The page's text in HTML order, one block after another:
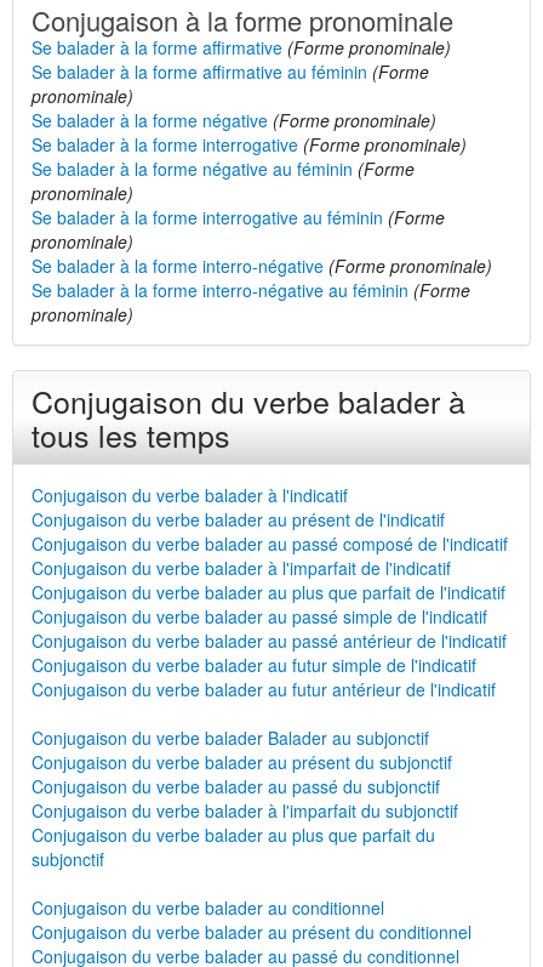
Conjugaison à la forme pronominale
Se balader à la forme affirmative (Forme pronominale)
Se balader à la forme affirmative au féminin (Forme
pronominale)
Se balader à la forme négative (Forme pronominale)
Se balader à la forme interrogative (Forme pronominale)
Se balader à la forme négative au féminin (Forme
pronominale)
Se balader à la forme interrogative au féminin (Forme
pronominale)
Se balader à la forme interro-négative (Forme pronominale)
Se balader à la forme interro-négative au féminin (Forme
pronominale)
Conjugaison du verbe balader à
tous les temps
Conjugaison du verbe balader à l'indicatif
Conjugaison du verbe balader au présent de l'indicatif
Conjugaison du verbe balader au passé composé de l'indicatif
Conjugaison du verbe balader à l'imparfait de l'indicatif
Conjugaison du verbe balader au plus que parfait de l'indicatif
Conjugaison du verbe balader au passé simple de l'indicatif
Conjugaison du verbe balader au passé antérieur de l'indicatif
Conjugaison du verbe balader au futur simple de l'indicatif
Conjugaison du verbe balader au futur antérieur de l'indicatif
Conjugaison du verbe balader Balader au subjonctif
Conjugaison du verbe balader au présent du subjonctif
Conjugaison du verbe balader au passé du subjonctif
Conjugaison du verbe balader à l'imparfait du subjonctif
Conjugaison du verbe balader au plus que parfait du
subjonctif
Conjugaison du verbe balader au conditionnel
Conjugaison du verbe balader au présent du conditionnel
Conjugaison du verbe balader au passé du conditionnel